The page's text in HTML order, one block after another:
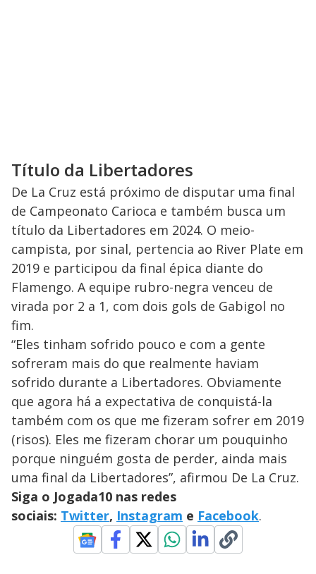
Título da Libertadores
De La Cruz está próximo de disputar uma final
de Campeonato Carioca e também busca um
título da Libertadores em 2024. O meio-
campista, por sinal, pertencia ao River Plate em
2019 e participou da final épica diante do
Flamengo. A equipe rubro-negra venceu de
virada por 2 a 1, com dois gols de Gabigol no
fim.
“Eles tinham sofrido pouco e com a gente
sofreram mais do que realmente haviam
sofrido durante a Libertadores. Obviamente
que agora há a expectativa de conquistá-la
também com os que me fizeram sofrer em 2019
(risos). Eles me fizeram chorar um pouquinho
porque ninguém gosta de perder, ainda mais
uma final da Libertadores”, afirmou De La Cruz.
Siga o Jogada10 nas redes
sociais: Twitter, Instagram e Facebook.